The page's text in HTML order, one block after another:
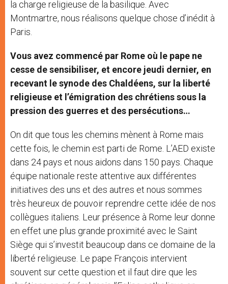
la charge religieuse de la basilique. Avec
Montmartre, nous réalisons quelque chose d’inédit à
Paris.
Vous avez commencé par Rome où le pape ne
cesse de sensibiliser, et encore jeudi dernier, en
recevant le synode des Chaldéens, sur la liberté
religieuse et l’émigration des chrétiens sous la
pression des guerres et des persécutions…
On dit que tous les chemins mènent à Rome mais
cette fois, le chemin est parti de Rome. L’AED existe
dans 24 pays et nous aidons dans 150 pays. Chaque
équipe nationale reste attentive aux différentes
initiatives des uns et des autres et nous sommes
très heureux de pouvoir reprendre cette idée de nos
collègues italiens. Leur présence à Rome leur donne
en effet une plus grande proximité avec le Saint
Siège qui s’investit beaucoup dans ce domaine de la
liberté religieuse. Le pape François intervient
souvent sur cette question et il faut dire que les